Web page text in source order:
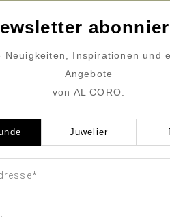
Neuigkeiten, Inspirationen und
Angebote
von AL CORO.
Juwelier